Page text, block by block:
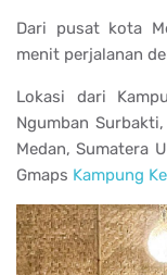
Dari pusat kota
menit perjalanan
Lokasi dari
Ngumban
Medan, Sumatera
Gmaps Kampung